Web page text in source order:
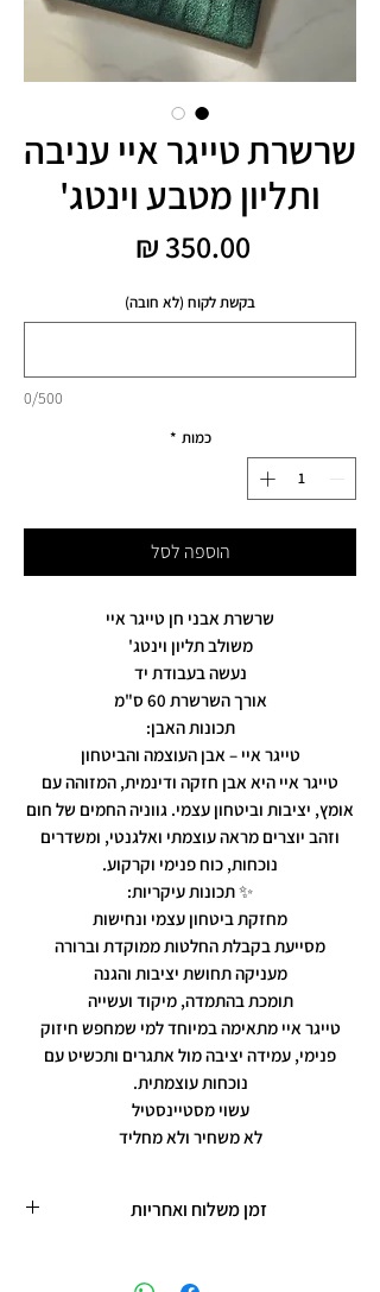
שרשרת טייגר איי עניבה
ותליון מטבע וינטג'
בקשת לקוח (לא חובה)
0/500
כמות *
הוספה לסל
שרשרת אבני חן טייגר איי
משולב תליון וינטג'
נעשה בעבודת יד
אורך השרשרת 60 ס"מ
תכונות האבן:
טייגר איי – אבן העוצמה והביטחון
טייגר איי היא אבן חזקה ודינמית, המזוהה עם
אומץ, יציבות וביטחון עצמי. גווניה החמים של חום
וזהב יוצרים מראה עוצמתי ואלגנטי, ומשדרים
נוכחות, כוח פנימי וקרקוע.
✨ תכונות עיקריות:
מחזקת ביטחון עצמי ונחישות
מסייעת בקבלת החלטות ממוקדת וברורה
מעניקה תחושת יציבות והגנה
תומכת בהתמדה, מיקוד ועשייה
טייגר איי מתאימה במיוחד למי שמחפש חיזוק
פנימי, עמידה יציבה מול אתגרים ותכשיט עם
נוכחות עוצמתית.
עשוי מסטיינסטיל
לא משחיר ולא מחליד
זמן משלוח ואחריות
תכשיטים בציפוי רוזגולד/זהב ,עיצוב אישי,